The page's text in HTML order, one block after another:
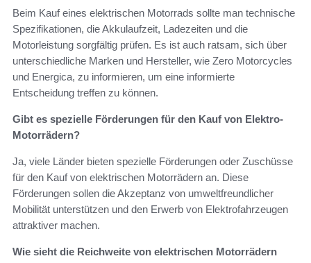
Beim Kauf eines elektrischen Motorrads sollte man technische
Spezifikationen, die Akkulaufzeit, Ladezeiten und die
Motorleistung sorgfältig prüfen. Es ist auch ratsam, sich über
unterschiedliche Marken und Hersteller, wie Zero Motorcycles
und Energica, zu informieren, um eine informierte
Entscheidung treffen zu können.
Gibt es spezielle Förderungen für den Kauf von Elektro-
Motorrädern?
Ja, viele Länder bieten spezielle Förderungen oder Zuschüsse
für den Kauf von elektrischen Motorrädern an. Diese
Förderungen sollen die Akzeptanz von umweltfreundlicher
Mobilität unterstützen und den Erwerb von Elektrofahrzeugen
attraktiver machen.
Wie sieht die Reichweite von elektrischen Motorrädern